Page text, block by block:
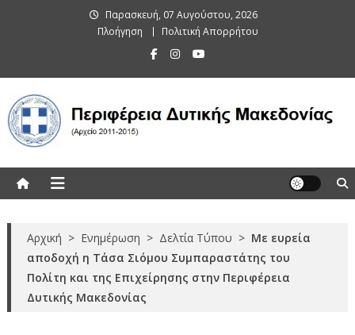
Παρασκευή, 07 Αυγούστου, 2026
Πλοήγηση
Πολιτική Απορρήτου
Αρχική > Ενημέρωση > Δελτία Τύπου > Με ευρεία
αποδοχή η Τάσα Σιόμου Συμπαραστάτης του
Πολίτη και της Επιχείρησης στην Περιφέρεια
Δυτικής Μακεδονίας